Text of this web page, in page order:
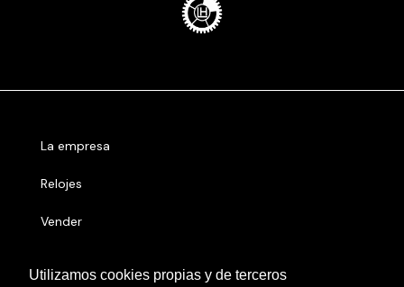
Utilizamos cookies propias y de terceros
La empresa
Relojes
Vender